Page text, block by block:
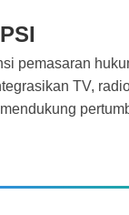
pemasaran
TV,